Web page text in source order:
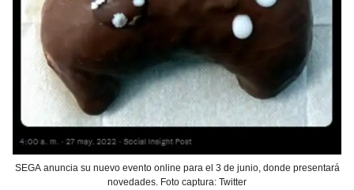
SEGA anuncia su nuevo evento online para el 3 de junio, donde presentará
novedades. Foto captura: Twitter